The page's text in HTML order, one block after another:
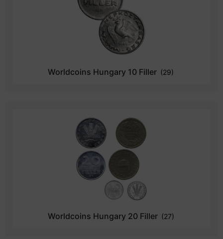
Worldcoins Hungary 10 Filler (29)
Worldcoins Hungary 20 Filler (27)